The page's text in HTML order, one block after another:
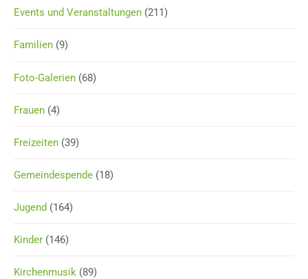
Events und Veranstaltungen (211)
Familien (9)
Foto-Galerien (68)
Frauen (4)
Freizeiten (39)
Gemeindespende (18)
Jugend (164)
Kinder (146)
Kirchenmusik (89)